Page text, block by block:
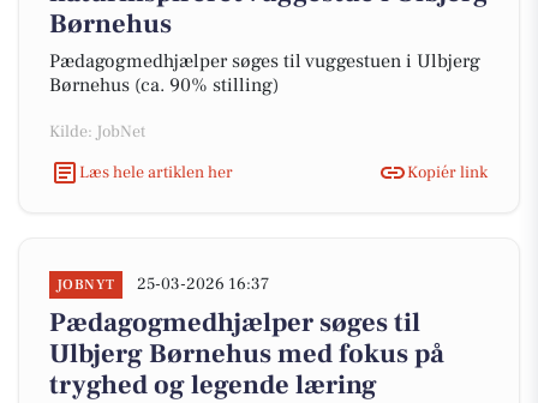
Børnehus
Pædagogmedhjælper søges til vuggestuen i Ulbjerg
Børnehus (ca. 90% stilling)
Kilde: JobNet
Læs hele artiklen her
Kopiér link
JOBNYT 25-03-2026 16:37
Pædagogmedhjælper søges til
Ulbjerg Børnehus med fokus på
tryghed og legende læring